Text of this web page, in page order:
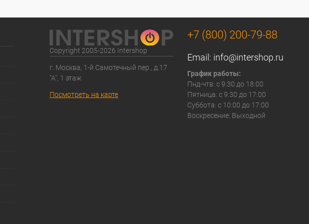
Copyright 2005-2026 Intershop
г. Москва, 1-й Самотечный пер., д.17
"А", 1 этаж
Посмотреть на карте
+7 (800) 200-79-88
Email: info@intershop.ru
График работы:
Пнд-чтв: с 9:30 до 18:00
Пятница: с 9:30 до 17:00
Суббота: с 10:00 до 17:00
Воскресение: Выходной